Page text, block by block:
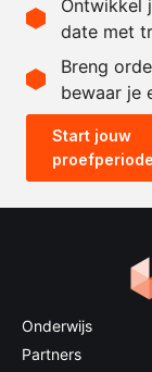
Recept
-
0.5x 1x
Ontwikkel
date met
Breng
bewaar je
Start jouw
proefperiode
Onderwijs
Partners